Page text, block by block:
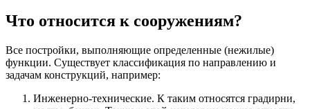
Что относится к сооружениям?
Все постройки, выполняющие определенные (нежилые)
функции. Существует классификация по направлению и
задачам конструкций, например:
Инженерно-технические. К таким относятся градирни,